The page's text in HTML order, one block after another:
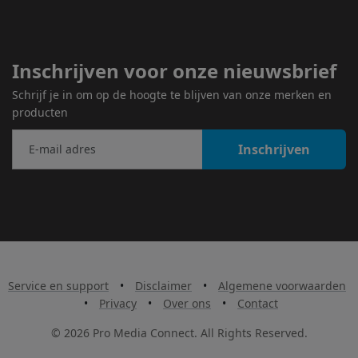
Inschrijven voor onze nieuwsbrief
Schrijf je in om op de hoogte te blijven van onze merken en
producten
Inschrijven
Service en support • Disclaimer •
Algemene voorwaarden
•
Privacy • Over ons •
Contact
© 2026 Pro Media Connect. All Rights Reserved.